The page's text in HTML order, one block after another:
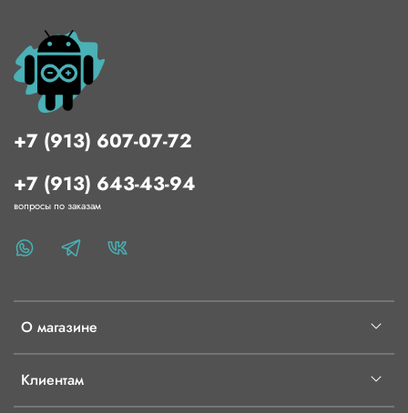
О магазине
Клиентам
+7 (913) 607-07-72
+7 (913) 643-43-94
вопросы по заказам